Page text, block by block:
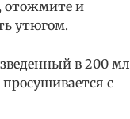
отожмите и
утюгом.
в 200 мл
с